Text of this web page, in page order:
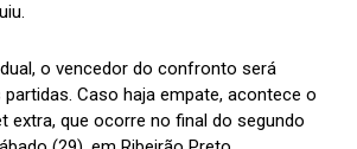
o vencedor do confronto será
Caso haja empate, acontece o
extra, que ocorre no final do segundo